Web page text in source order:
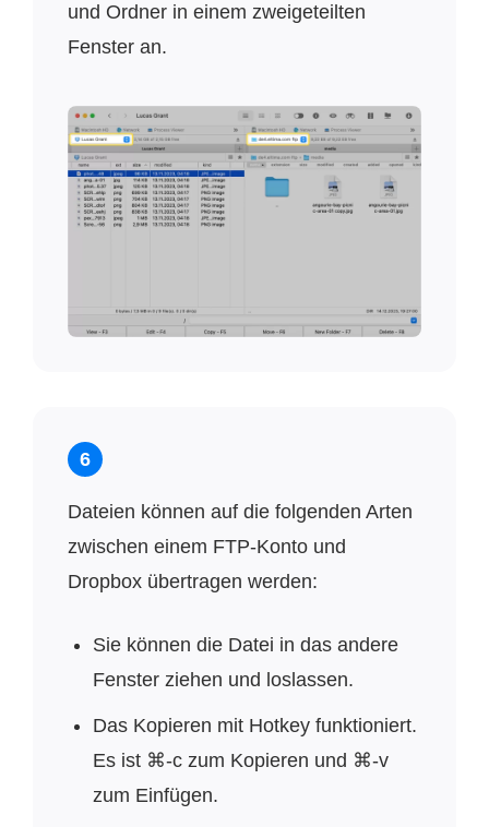
und Ordner in einem zweigeteilten
Fenster an.
6
Dateien können auf die folgenden Arten
zwischen einem FTP-Konto und
Dropbox übertragen werden:
Sie können die Datei in das andere
Fenster ziehen und loslassen.
Das Kopieren mit Hotkey funktioniert.
Es ist ⌘-c zum Kopieren und ⌘-v
zum Einfügen.